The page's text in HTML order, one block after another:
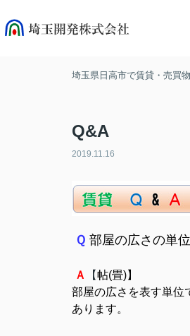
埼玉県日高市で賃貸・売買
Q&A
2019.11.16
Ｑ 部屋の広さの単
Ａ 【帖(畳)】
部屋の広さを表す単位
あります。